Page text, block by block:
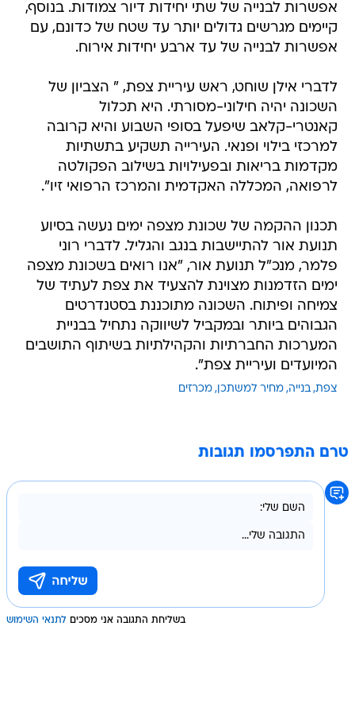
אפשרות לבנייה של שתי יחידות דיור צמודות. בנוסף,
קיימים מגרשים גדולים יותר עד שטח של כדונם, עם
אפשרות לבנייה של עד ארבע יחידות אירוח.
לדברי אילן שוחט, ראש עיריית צפת, " הצביון של
השכונה יהיה חילוני-מסורתי. היא תכלול
קאנטרי-קלאב שיפעל בסופי השבוע והיא קרובה
למרכזי בילוי ופנאי. העירייה תשקיע בתשתיות
מקדמות בריאות ובפעילויות בשילוב הפקולטה
לרפואה, המכללה האקדמית והמרכז הרפואי זיו".
תכנון ההקמה של שכונת מצפה ימים נעשה בסיוע
תנועת אור להתיישבות בנגב והגליל. לדברי רוני
פלמר, מנכ"ל תנועת אור, "אנו רואים בשכונת מצפה
ימים הזדמנות מצוינת להצעיד את צפת לעתיד של
צמיחה ופיתוח. השכונה מתוכננת בסטנדרטים
הגבוהים ביותר ובמקביל לשיווקה נתחיל בבניית
המערכות החברתיות והקהילתיות בשיתוף התושבים
המיועדים ועיריית צפת".
צפת בנייה מחיר למשתכן מכרזים
טרם התפרסמו תגובות
בשליחת התגובה אני מסכים לתנאי השימוש